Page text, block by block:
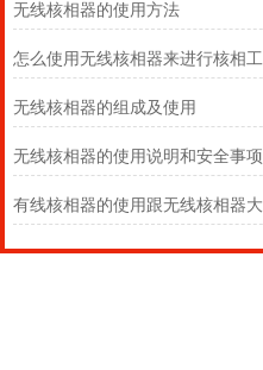
无线核相器的使用方法
无线核相器的组成及使用
无线核相器的使用说明和安全事项